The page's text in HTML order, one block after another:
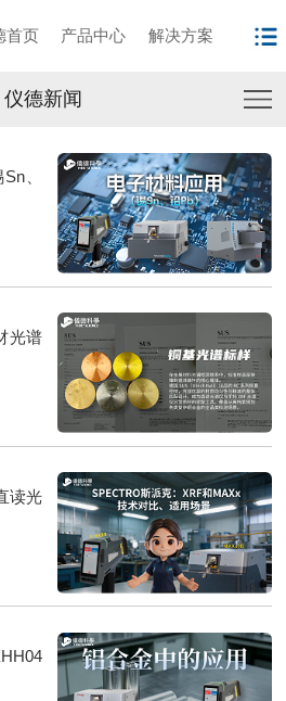
首页 产品中心 解决方案
仪德新闻
、
光谱
读光